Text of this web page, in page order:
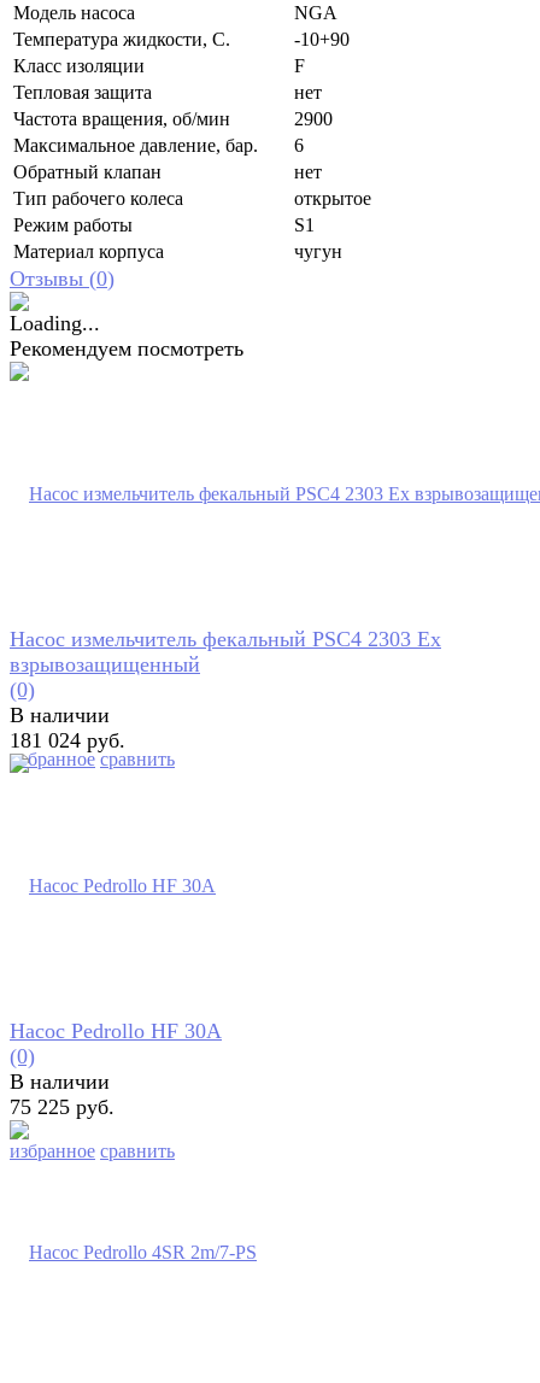
Модель насоса
NGA
Температура жидкости, С.
-10+90
Класс изоляции
F
Тепловая защита
нет
Частота вращения, об/мин
2900
Максимальное давление, бар.
6
Обратный клапан
нет
Тип рабочего колеса
открытое
Режим работы
S1
Материал корпуса
чугун
Отзывы (0)
Рекомендуем посмотреть
избранное сравнить
Насос измельчитель фекальный PSC4 2303 Ex
взрывозащищенный
(0)
В наличии
181 024 руб.
избранное сравнить
Насос Pedrollo HF 30A
(0)
В наличии
75 225 руб.